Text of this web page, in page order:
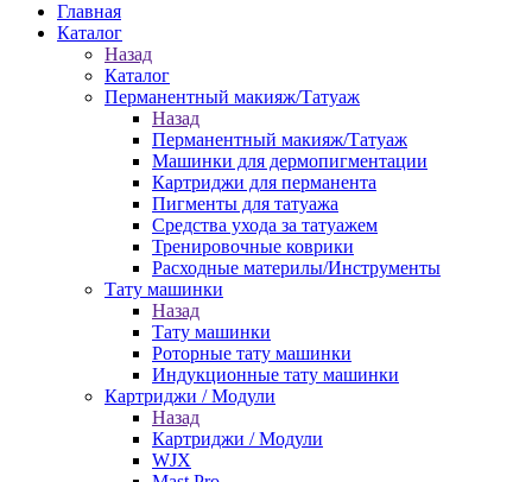
Главная
Каталог
Назад
Каталог
Перманентный макияж/Татуаж
Назад
Перманентный макияж/Татуаж
Машинки для дермопигментации
Картриджи для перманента
Пигменты для татуажа
Средства ухода за татуажем
Тренировочные коврики
Расходные материлы/Инструменты
Тату машинки
Назад
Тату машинки
Роторные тату машинки
Индукционные тату машинки
Картриджи / Модули
Назад
Картриджи / Модули
WJX